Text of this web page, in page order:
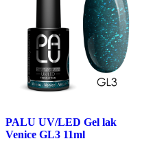
PALU UV/LED Gel lak
Venice GL3 11ml